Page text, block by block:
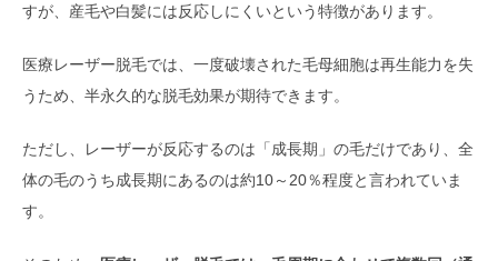
すが、産毛や白髪には反応しにくいという特徴があります。
医療レーザー脱毛では、一度破壊された毛母細胞は再生能力を失
うため、半永久的な脱毛効果が期待できます。
ただし、レーザーが反応するのは「成長期」の毛だけであり、全
体の毛のうち成長期にあるのは約10～20％程度と言われていま
す。